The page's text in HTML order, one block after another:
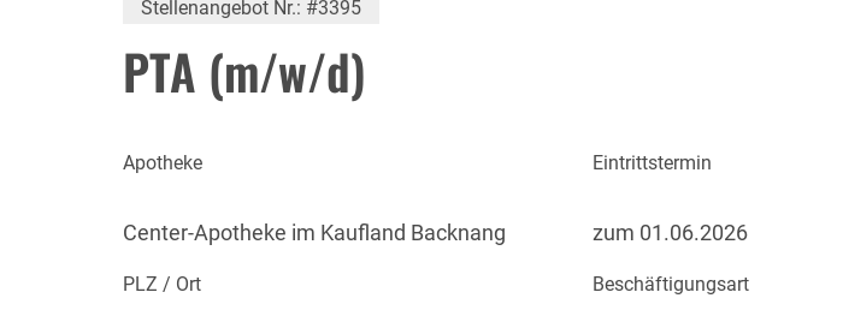
Stellenangebot Nr.: #3395
PTA (m/w/d)
Apotheke
Center-Apotheke im Kaufland Backnang
PLZ / Ort
Eintrittstermin
zum 01.06.2026
Beschäftigungsart